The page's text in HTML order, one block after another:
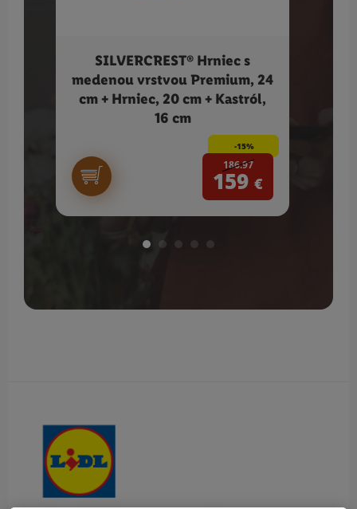
SILVERCREST® Hrniec s
medenou vrstvou Premium, 24
cm + Hrniec, 20 cm + Kastról,
16 cm
-15%
186.97
159 €